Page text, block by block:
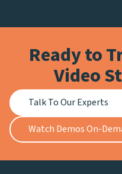
Ready to
Video
Talk To Our Experts
Watch Demos On-